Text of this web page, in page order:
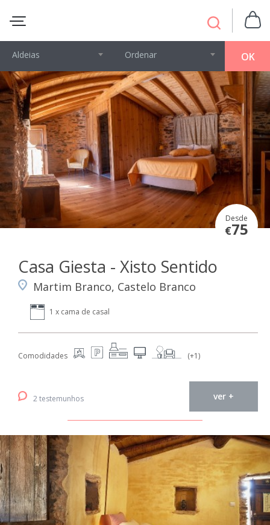
OK
Aldeias Ordenar
Desde
€75
Casa Giesta - Xisto Sentido
Martim Branco, Castelo Branco
1 x cama de casal
Comodidades (+1)
2 testemunhos ver +